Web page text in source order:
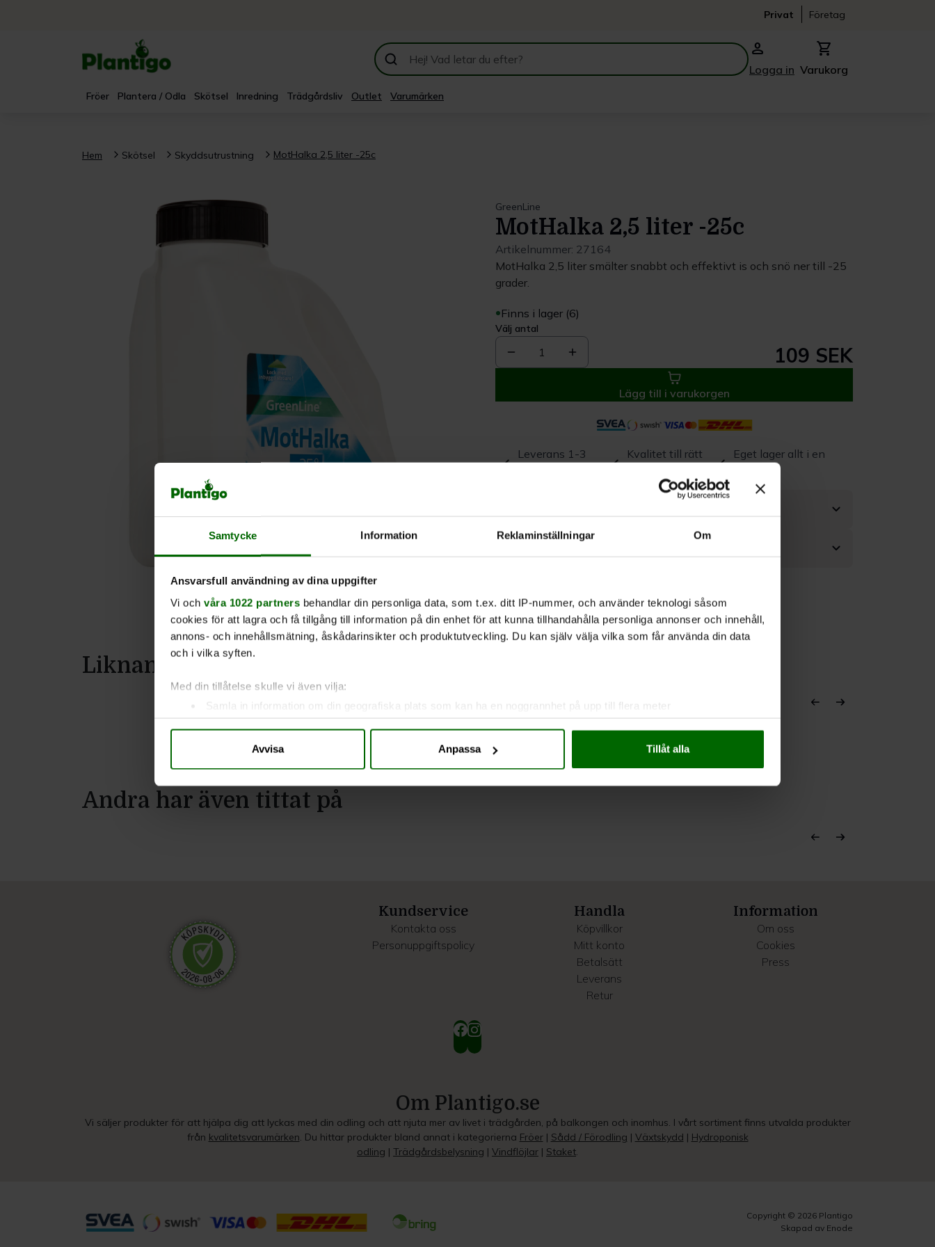
Samtycke Information Reklaminställningar Om
Ansvarsfull användning av dina uppgifter
Vi och våra 1022 partners behandlar din personliga data, som t.ex. ditt IP-nummer, och använder teknologi såsom
cookies för att lagra och få tillgång till information på din enhet för att kunna tillhandahålla personliga annonser och innehåll,
annons- och innehållsmätning, åskådarinsikter och produktutveckling. Du kan själv välja vilka som får använda din data
och i vilka syften.
Med din tillåtelse skulle vi även vilja:
Samla in information om din geografiska plats som kan ha en noggrannhet på upp till flera meter
Identifiera din enhet genom att aktivt skanna den för specifika kännetecken (fingeravtryck)
detaljsektionen
eller dra tillbaka ditt samtycke när som helst från cookie-förklaringen.
Vi använder enhetsidentifierare för att anpassa innehållet och annonserna till användarna, tillhandahålla funktioner för
sociala medier och analysera vår trafik. Vi vidarebefordrar även sådana identifierare och annan information från din enhet
Avvisa Anpassa Tillåt alla
Privat Företag
person
Logga in
shopping_cart
Varukorg
Fröer Plantera / Odla Skötsel Inredning Trädgårdsliv Outlet Varumärken
Hem Skötsel Skyddsutrustning MotHalka 2,5 liter -25c
GreenLine
MotHalka 2,5 liter -25c
Artikelnummer: 27164
MotHalka 2,5 liter smälter snabbt och effektivt is och snö ner till -25
grader.
Finns i lager (6)
Välj antal
1 109 SEK
Lägg till i varukorgen
Leverans 1-3
Kvalitet till rätt
Eget lager allt i en
Liknande produkter
Andra har även tittat på
Kundservice
Kontakta oss
Personuppgiftspolicy
Handla
Köpvillkor
Mitt konto
Betalsätt
Leverans
Retur
Information
Om oss
Cookies
Press
Om Plantigo.se
Vi säljer produkter för att hjälpa dig att lyckas med din odling och att njuta mer av livet i trädgården, på balkongen och inomhus. I vårt sortiment finns utvalda produkter
från kvalitetsvarumärken. Du hittar produkter bland annat i kategorierna Fröer| Sådd / Förodling | Växtskydd | Hydroponisk
odling | Trädgårdsbelysning | Vindflöjlar | Staket.
Copyright © 2026 Plantigo
Skapad av Enode